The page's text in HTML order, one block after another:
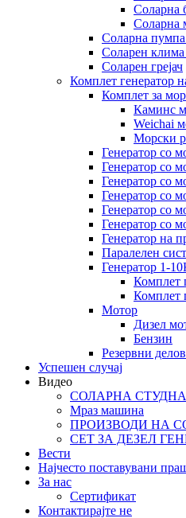
Соларна
Соларна
Соларна пумпа
Соларен клима
Соларен грејач
Комплет генератор
Комплет за
Каминс
Weichai
Морски
Генератор со
Генератор со
Генератор со
Генератор со
Генератор со
Генератор со
Генератор на
Паралелен
Генератор 1-
Комплет
Комплет
Мотор
Дизел
Бензин
Резервни
Успешен случај
Видео
СОЛАРНА
Мраз машина
ПРОИЗВОДИ НА
СЕТ ЗА ДЕЗЕЛ
Вести
Најчесто поставувани
За нас
Сертификат
Контактирајте не